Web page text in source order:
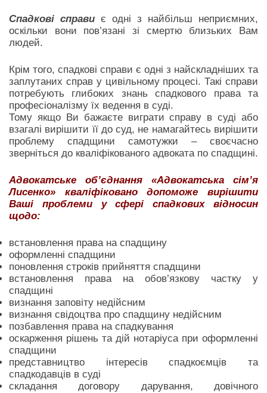
Спадкові справи є одні з найбільш неприємних,
оскільки вони пов’язані зі смертю близьких Вам
людей.
Крім того, спадкові справи є одні з найскладніших та
заплутаних справ у цивільному процесі. Такі справи
потребують глибоких знань спадкового права та
професіоналізму їх ведення в суді.
Тому якщо Ви бажаєте виграти справу в суді або
взагалі вирішити її до суд, не намагайтесь вирішити
проблему спадщини самотужки – своєчасно
зверніться до кваліфікованого адвоката по спадщині.
Адвокатське об’єднання «Адвокатська сім’я
Лисенко» кваліфіковано допоможе вирішити
Ваші проблеми у сфері спадкових відносин
щодо:
встановлення права на спадщину
оформленні спадщини
поновлення строків прийняття спадщини
встановлення права на обов’язкову частку у
спадщині
визнання заповіту недійсним
визнання свідоцтва про спадщину недійсним
позбавлення права на спадкування
оскарження рішень та дій нотаріуса при оформленні
спадщини
представництво інтересів спадкоємців та
спадкодавців в суді
складання договору дарування, довічного